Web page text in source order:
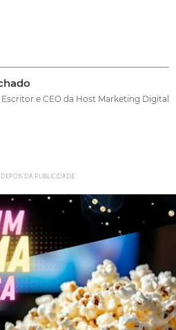
e CEO da Host Marketing Digital
DA PUBLICIDADE